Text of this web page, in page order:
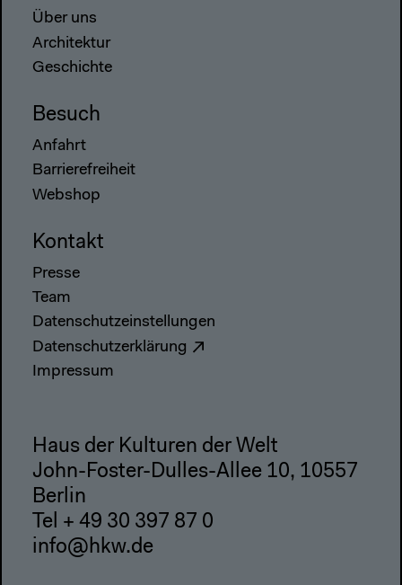
Über uns
Architektur
Geschichte
Besuch
Anfahrt
Barrierefreiheit
Webshop
Kontakt
Presse
Team
Datenschutzeinstellungen
Datenschutzerklärung
Impressum
Haus der Kulturen der Welt
John-Foster-Dulles-Allee 10, 10557
Berlin
Tel + 49 30 397 87 0
info@hkw.de